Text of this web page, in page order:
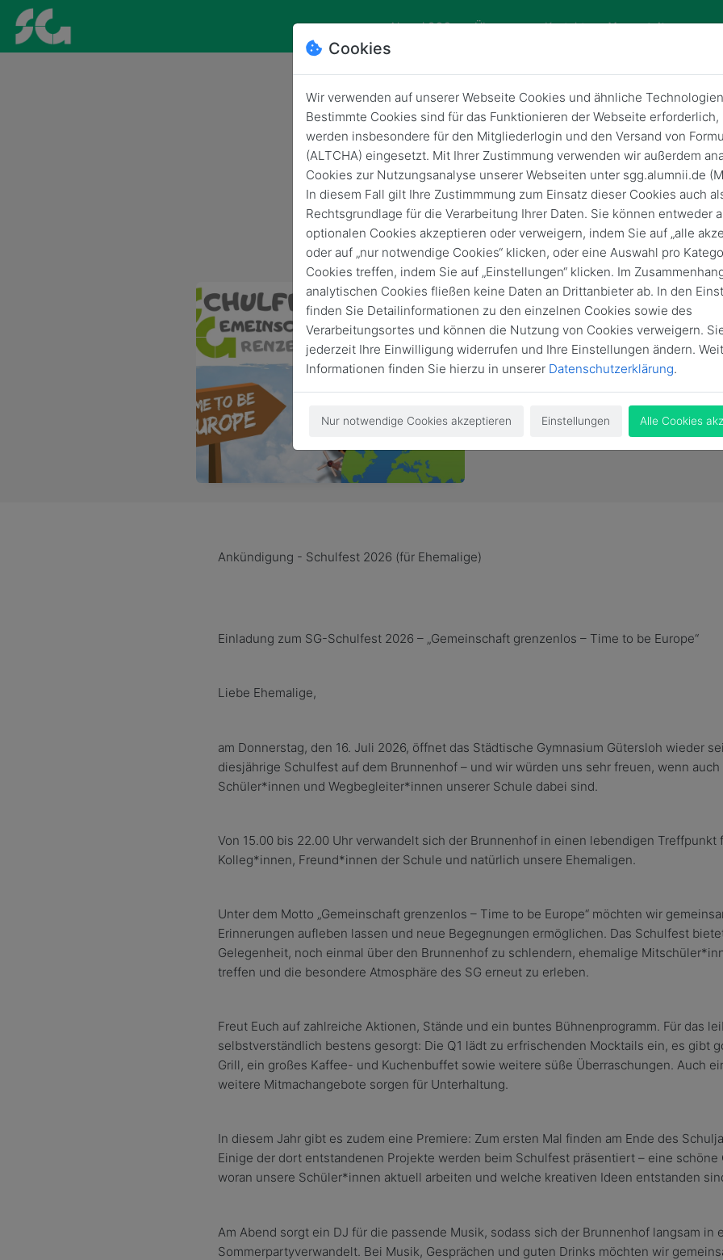
Alumni SGG Über uns Kontakt Veranstaltungen
Gütersloh
Schulfest am SG - Time to be
16. Juli 2026 von 15:00 22:00
Vergangene
Ankündigung - Schulfest 2026 (für Ehemalige)
Einladung zum SG-Schulfest 2026 – „Gemeinschaft grenzenlos – Time to be Europe“
Liebe Ehemalige,
am Donnerstag, den 16. Juli 2026, öffnet das Städtische Gymnasium Gütersloh wieder
diesjährige Schulfest auf dem Brunnenhof – und wir würden uns sehr freuen, wenn
Schüler*innen und Wegbegleiter*innen unserer Schule dabei sind.
Von 15.00 bis 22.00 Uhr verwandelt sich der Brunnenhof in einen lebendigen Treffpunkt f
Kolleg*innen, Freund*innen der Schule und natürlich unsere Ehemaligen.
Unter dem Motto „Gemeinschaft grenzenlos – Time to be Europe“ möchten wir
Erinnerungen aufleben lassen und neue Begegnungen ermöglichen. Das Schulfest
Gelegenheit, noch einmal über den Brunnenhof zu schlendern, ehemalige Mitschü
treffen und die besondere Atmosphäre des SG erneut zu erleben.
Freut Euch auf zahlreiche Aktionen, Stände und ein buntes Bühnenprogramm. Für das
selbstverständlich bestens gesorgt: Die Q1 lädt zu erfrischenden Mocktails ein, es gibt
Grill, ein großes Kaffee- und Kuchenbuffet sowie weitere süße Überraschungen. Auch
weitere Mitmachangebote sorgen für Unterhaltung.
In diesem Jahr gibt es zudem eine Premiere: Zum ersten Mal finden am Ende des
Einige der dort entstandenen Projekte werden beim Schulfest präsentiert – eine schöne
woran unsere Schüler*innen aktuell arbeiten und welche kreativen Ideen entstanden
Am Abend sorgt ein DJ für die passende Musik, sodass sich der Brunnenhof langsam in
Sommerpartyverwandelt. Bei Musik, Gesprächen und guten Drinks möchten wir
Cookies
Wir verwenden auf unserer Webseite Cookies und ähnliche
Bestimmte Cookies sind für das Funktionieren der Webseite erforderlich,
werden insbesondere für den Mitgliederlogin und den Versand von
(ALTCHA) eingesetzt. Mit Ihrer Zustimmung verwenden wir außerdem
Cookies zur Nutzungsanalyse unserer Webseiten unter sgg.alumnii.de
In diesem Fall gilt Ihre Zustimmmung zum Einsatz dieser Cookies auch
Rechtsgrundlage für die Verarbeitung Ihrer Daten. Sie können entweder
optionalen Cookies akzeptieren oder verweigern, indem Sie auf „alle
oder auf „nur notwendige Cookies“ klicken, oder eine Auswahl pro
Cookies treffen, indem Sie auf „Einstellungen“ klicken. Im
analytischen Cookies fließen keine Daten an Drittanbieter ab. In den
finden Sie Detailinformationen zu den einzelnen Cookies sowie des
Verarbeitungsortes und können die Nutzung von Cookies verweigern.
jederzeit Ihre Einwilligung widerrufen und Ihre Einstellungen ändern.
Informationen finden Sie hierzu in unserer Datenschutzerklärung.
Nur notwendige Cookies akzeptieren Einstellungen Alle Cookies